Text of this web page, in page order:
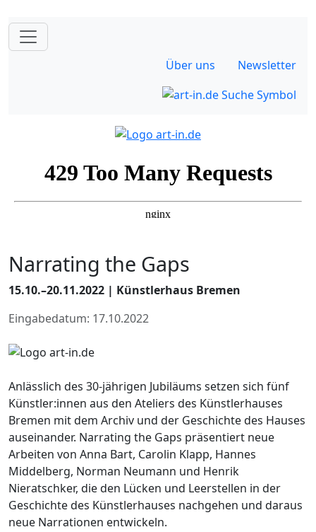
Über uns Newsletter
Narrating the Gaps
15.10.–20.11.2022 | Künstlerhaus Bremen
Eingabedatum: 17.10.2022
Anlässlich des 30-jährigen Jubiläums setzen sich fünf
Künstler:innen aus den Ateliers des Künstlerhauses
Bremen mit dem Archiv und der Geschichte des Hauses
auseinander. Narrating the Gaps präsentiert neue
Arbeiten von Anna Bart, Carolin Klapp, Hannes
Middelberg, Norman Neumann und Henrik
Nieratschker, die den Lücken und Leerstellen in der
Geschichte des Künstlerhauses nachgehen und daraus
neue Narrationen entwickeln.